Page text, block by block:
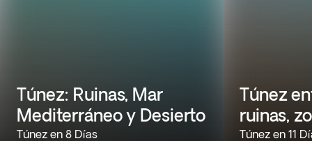
Túnez: Ruinas, Mar
Mediterráneo y Desierto
Túnez en 8 Días
Túnez
ruinas,
Túnez en 11